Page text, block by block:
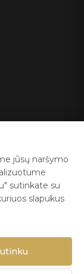
jūsų naršymo
sutinkate su
slapukus